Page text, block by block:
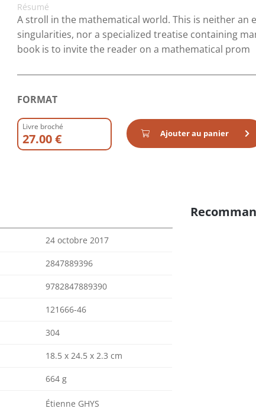
Résumé
A stroll in the mathematical world. This is neither
singularities, nor a specialized treatise containing
book is to invite the reader on a mathematical prom
FORMAT
Livre broché
27.00 € Ajouter au panier
24 octobre 2017
2847889396
9782847889390
121666-46
304
18.5 x 24.5 x 2.3 cm
664 g
Étienne GHYS